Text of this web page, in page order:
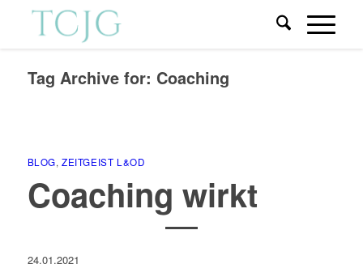
Tag Archive for: Coaching
BLOG,ZEITGEIST L&OD
Coaching wirkt
24.01.2021